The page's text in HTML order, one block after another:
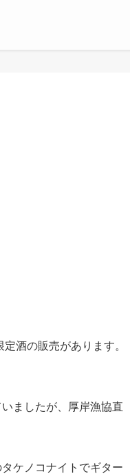
酒の販売があります。
ましたが、厚岸漁協直
ケノコナイトでギター